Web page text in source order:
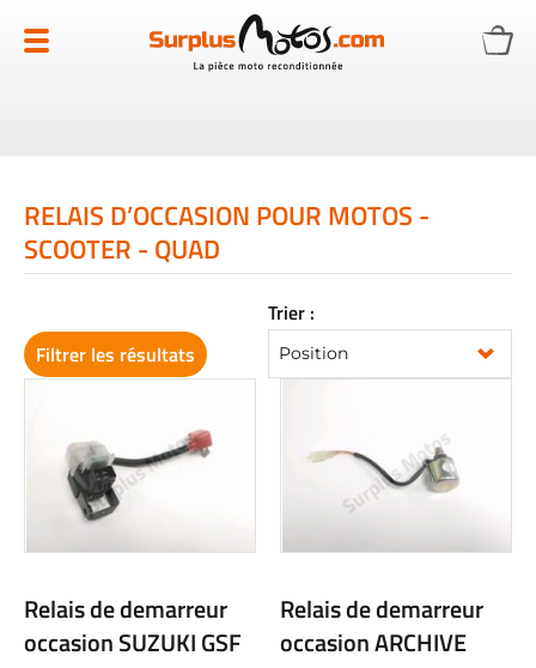
au
contenu
RELAIS D’OCCASION POUR MOTOS -
SCOOTER - QUAD
Trier :
Relais de demarreur
occasion SUZUKI GSF
Relais de demarreur
occasion ARCHIVE
Filtrer les résultats